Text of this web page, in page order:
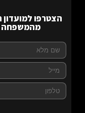
הצטרפו
מהמשפחה